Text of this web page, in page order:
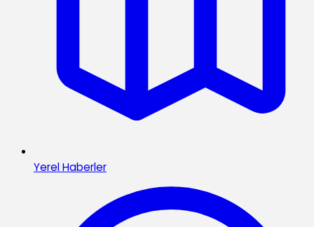
Yerel Haberler